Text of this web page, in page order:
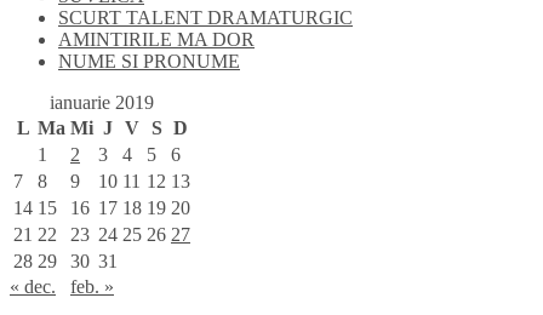
SCURT TALENT DRAMATURGIC
AMINTIRILE MA DOR
NUME SI PRONUME
ianuarie 2019
L Ma Mi J V S D
1
2 3 4 5
6
7
8 9 10 11 12 13
14 15 16 17 18 19 20
21 22 23 24 25 26 27
28 29 30 31
« dec.
feb. »